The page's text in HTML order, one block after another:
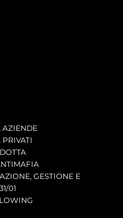
AZIENDE
GESTIONE E
01